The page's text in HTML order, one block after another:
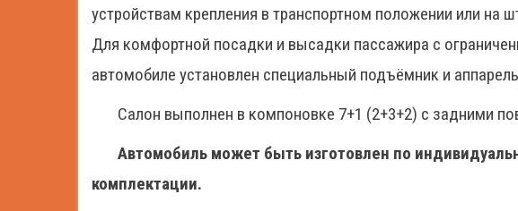
устройствам крепления в транспортном положении или на
Для комфортной посадки и высадки пассажира с
автомобиле установлен специальный подъёмник и
Салон выполнен в компоновке 7+1 (2+3+2) с задними
Автомобиль может быть изготовлен по
комплектации.